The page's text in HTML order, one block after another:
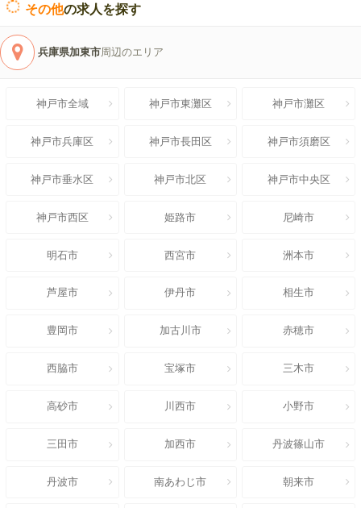
その他の求人を探す
兵庫県加東市周辺のエリア
神戸市全域 神戸市東灘区 神戸市灘区
神戸市兵庫区 神戸市長田区 神戸市須磨区
神戸市垂水区 神戸市北区 神戸市中央区
神戸市西区 姫路市 尼崎市
明石市 西宮市 洲本市
芦屋市 伊丹市 相生市
豊岡市 加古川市 赤穂市
西脇市 宝塚市 三木市
高砂市 川西市 小野市
三田市 加西市 丹波篠山市
丹波市 南あわじ市 朝来市